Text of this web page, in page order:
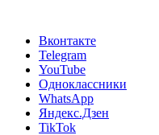
Вконтакте
Telegram
YouTube
Одноклассники
WhatsApp
Яндекс.Дзен
TikTok